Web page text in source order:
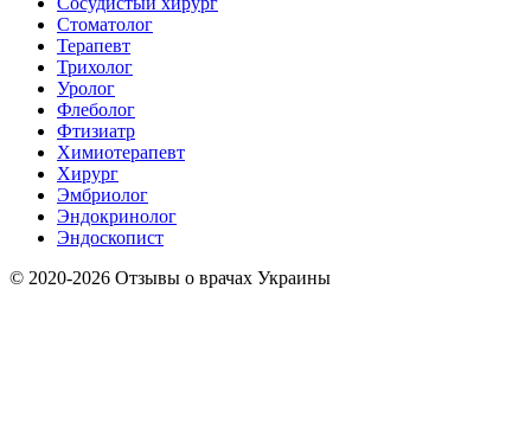
Стоматолог
Терапевт
Трихолог
Уролог
Флеболог
Фтизиатр
Химиотерапевт
Хирург
Эмбриолог
Эндокринолог
Эндоскопист
© 2020-2026 Отзывы о врачах Украины